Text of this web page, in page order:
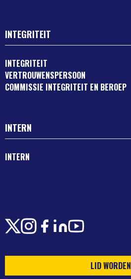
INTEGRITEIT
INTEGRITEIT
VERTROUWENSPERSOON
COMMISSIE INTEGRITEIT EN BEROEP
INTERN
INTERN
X Instagram
Facebook
LinkedIn
Youtube
LID WORDEN